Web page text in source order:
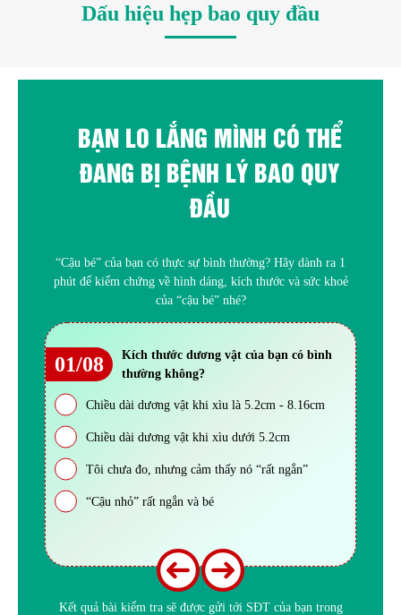
Dấu hiệu hẹp bao quy đầu
BẠN LO LẮNG MÌNH CÓ THỂ
ĐANG BỊ BỆNH LÝ BAO QUY
ĐẦU
“Cậu bé” của bạn có thực sự bình thường? Hãy dành ra 1
phút để kiểm chứng về hình dáng, kích thước và sức khoẻ
của “cậu bé” nhé?
01/08
Kích thước dương vật của bạn có bình
thường không?
Chiều dài dương vật khi xìu là 5.2cm - 8.16cm
Chiều dài dương vật khi xìu dưới 5.2cm
Tôi chưa đo, nhưng cảm thấy nó “rất ngắn”
“Cậu nhỏ” rất ngắn và bé
Kết quả bài kiểm tra sẽ được gửi tới SĐT của bạn trong